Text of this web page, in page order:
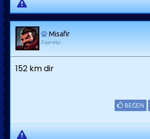
Misafir
Ziyaretçi
152 km dir
BEĞEN